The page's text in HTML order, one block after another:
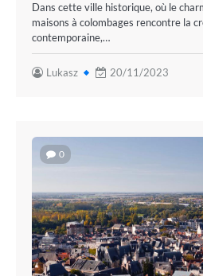
Dans cette ville historique, où le
maisons à colombages rencontre la
contemporaine,…
Lukasz 20/11/2023
0